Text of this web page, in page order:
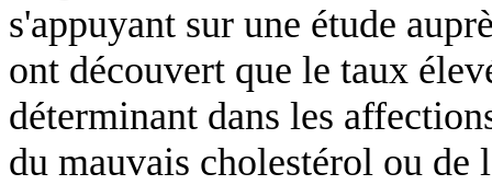
s'appuyant sur une étude
ont découvert que le taux
déterminant dans les
du mauvais cholestérol ou de